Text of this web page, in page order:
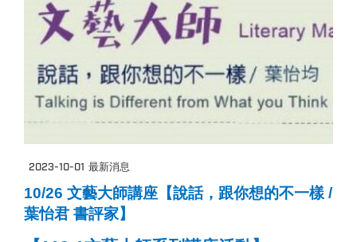
2023-10-01 最新消息
10/26 文藝大師講座【說話，跟你想的不一樣 /
葉怡君 書評家】